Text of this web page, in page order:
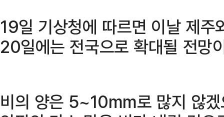
19일 기상청에 따르면 이날 제주
20일에는 전국으로 확대될 전망
비의 양은 5~10mm로 많지 않